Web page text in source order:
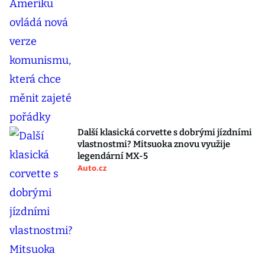
Další klasická corvette s dobrými jízdními
vlastnostmi? Mitsuoka znovu využije
legendární MX-5
Auto.cz